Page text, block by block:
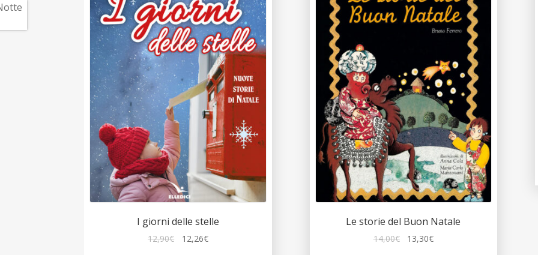
I giorni delle stelle
12,90€ 12,26€Il
Le storie del Buon Natale
14,00€ 13,30€Il